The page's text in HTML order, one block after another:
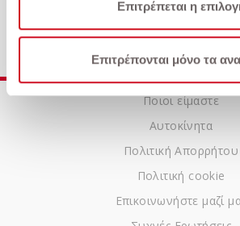
Επιτρέπεται η
Επιτρέπονται μόνο τα
Ποιοι είμαστε
Αυτοκίνητα
Πολιτική Απορρήτου
Πολιτική cookie
Επικοινωνήστε μαζί